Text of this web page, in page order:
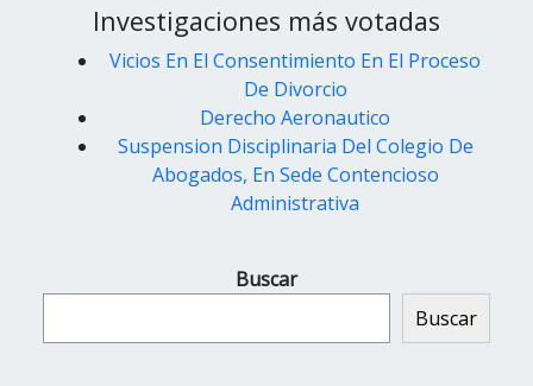
Investigaciones más votadas
Vicios En El Consentimiento En El Proceso
De Divorcio
Derecho Aeronautico
Suspension Disciplinaria Del Colegio De
Abogados, En Sede Contencioso
Administrativa
Buscar
Buscar